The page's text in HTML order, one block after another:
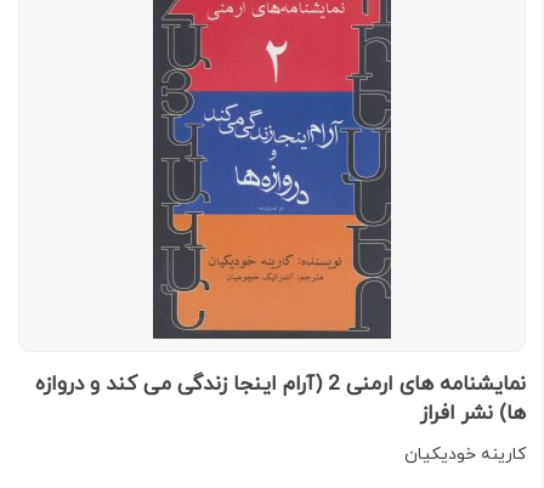
نمایشنامه های ارمنی 2 (آرام اینجا زندگی می کند و دروازه
ها) نشر افراز
کارینه خودیکیان